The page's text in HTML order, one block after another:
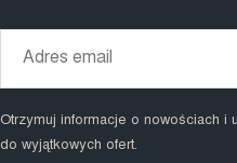
Otrzymuj informacje o nowościach i
do wyjątkowych ofert.